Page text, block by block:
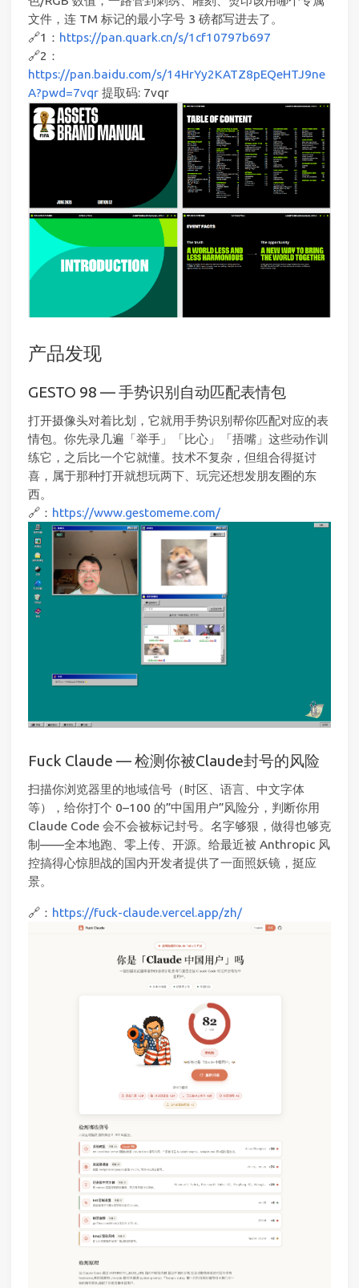
文件，连 TM 标记的最小字号 3 磅都写进去了。
🔗1： https://pan.quark.cn/s/1cf10797b697
🔗2：
https://pan.baidu.com/s/14HrYy2KATZ8pEQeHTJ9ne
A?pwd=7vqr 提取码: 7vqr
产品发现
GESTO 98 — 手势识别自动匹配表情包
打开摄像头对着比划，它就用手势识别帮你匹配对应的表
情包。你先录几遍「举手」「比心」「捂嘴」这些动作训
练它，之后比一个它就懂。技术不复杂，但组合得挺讨
喜，属于那种打开就想玩两下、玩完还想发朋友圈的东
西。
🔗： https://www.gestomeme.com/
Fuck Claude — 检测你被Claude封号的风险
扫描你浏览器里的地域信号（时区、语言、中文字体
等），给你打个 0–100 的”中国用户”风险分，判断你用
Claude Code 会不会被标记封号。名字够狠，做得也够克
制——全本地跑、零上传、开源。给最近被 Anthropic 风
控搞得心惊胆战的国内开发者提供了一面照妖镜，挺应
景。
🔗： https://fuck-claude.vercel.app/zh/